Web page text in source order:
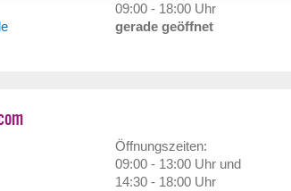
09:00 - 18:00 Uhr
gerade geöffnet
Öffnungszeiten:
09:00 - 13:00 Uhr und
14:30 - 18:00 Uhr